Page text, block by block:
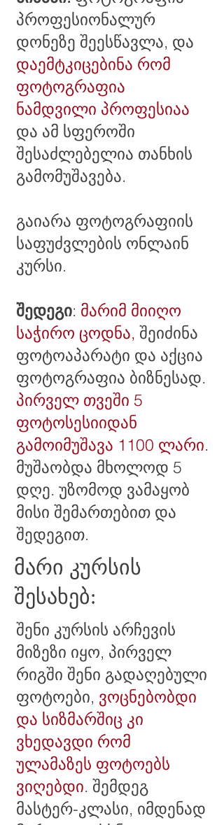
პროფესიონალურ
დონეზე შეესწავლა, და
დაემტკიცებინა რომ
ფოტოგრაფია
ნამდვილი პროფესიაა
და ამ სფეროში
შესაძლებელია თანხის
გამომუშავება.
გაიარა ფოტოგრაფიის
საფუძვლების ონლაინ
კურსი.
შედეგი: მარიმ მიიღო
საჭირო ცოდნა, შეიძინა
ფოტოაპარატი და აქცია
ფოტოგრაფია ბიზნესად.
პირველ თვეში 5
ფოტოსესიიდან
გამოიმუშავა 1100 ლარი.
მუშაობდა მხოლოდ 5
დღე. უზომოდ ვამაყობ
მისი შემართებით და
შედეგით.
მარი კურსის
შესახებ:
შენი კურსის არჩევის
მიზეზი იყო, პირველ
რიგში შენი გადაღებული
ფოტოები, ვოცნებობდი
და სიზმარშიც კი
ვხედავდი რომ
ულამაზეს ფოტოებს
ვიღებდი. შემდეგ
მასტერ-კლასი, იმდენად